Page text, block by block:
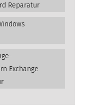
Reparatur
Exchange